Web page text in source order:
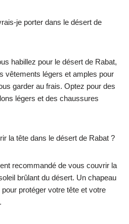
je porter dans le désert de
habillez pour le désert de Rabat,
vêtements légers et amples pour
garder au frais. Optez pour des
légers et des chaussures
la tête dans le désert de Rabat ?
recommandé de vous couvrir la
brûlant du désert. Un chapeau
protéger votre tête et votre